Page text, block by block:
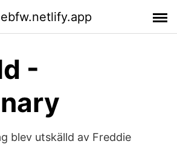
-
blev utskälld av Freddie